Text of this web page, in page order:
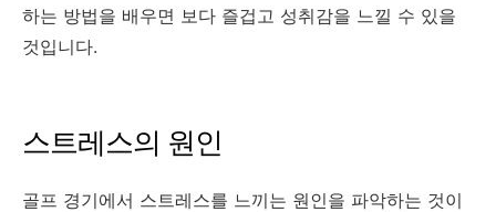
하는 방법을 배우면 보다 즐겁고 성취감을 느낄 수 있을
것입니다.
스트레스의 원인
골프 경기에서 스트레스를 느끼는 원인을 파악하는 것이